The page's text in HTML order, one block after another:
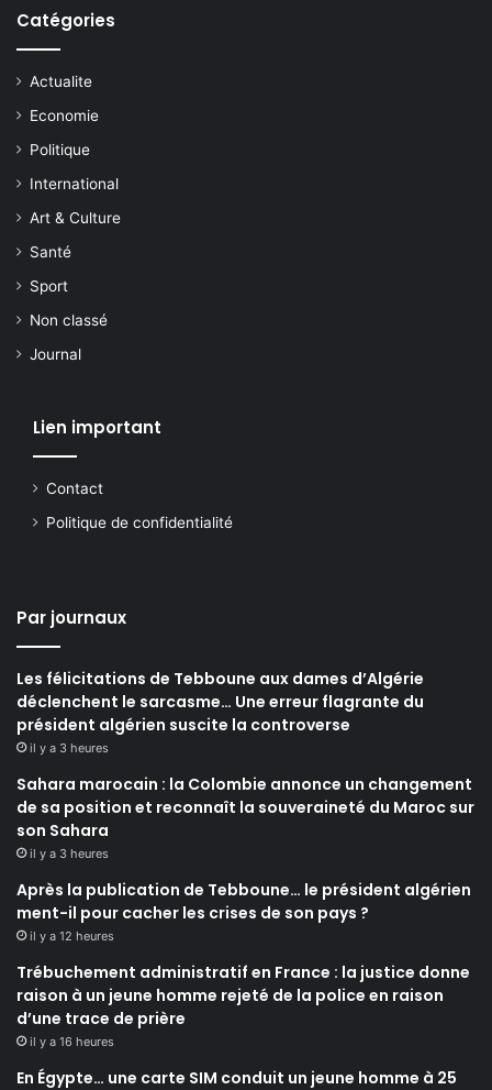
Catégories
Actualite
Economie
Politique
International
Art & Culture
Santé
Sport
Non classé
Journal
Lien important
Contact
Politique de confidentialité
Par journaux
Les félicitations de Tebboune aux dames d’Algérie
déclenchent le sarcasme… Une erreur flagrante du
président algérien suscite la controverse
il y a 3 heures
Sahara marocain : la Colombie annonce un changement
de sa position et reconnaît la souveraineté du Maroc sur
son Sahara
il y a 3 heures
Après la publication de Tebboune… le président algérien
ment-il pour cacher les crises de son pays ?
il y a 12 heures
Trébuchement administratif en France : la justice donne
raison à un jeune homme rejeté de la police en raison
d’une trace de prière
il y a 16 heures
En Égypte… une carte SIM conduit un jeune homme à 25